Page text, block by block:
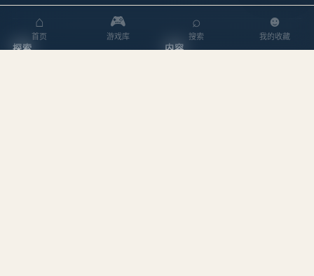
探索 内容
⌂
首页
🎮
游戏库
⌕
搜索
☻
我的收藏